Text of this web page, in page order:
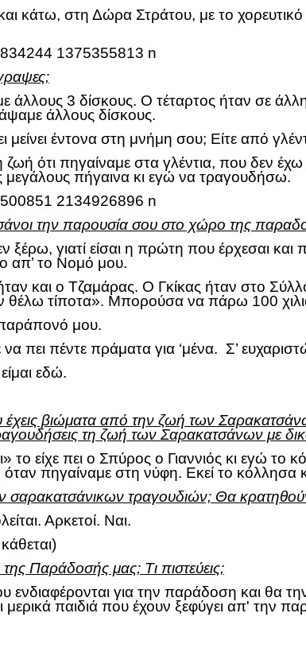
κάτω, στη Δώρα Στράτου, με το
άλλους 3 δίσκους. Ο τέταρτος ήταν σε
άλλους δίσκους.
μείνει έντονα στη μνήμη σου; Είτε από
ότι πηγαίναμε στα γλέντια, που δεν
πήγαινα κι εγώ να τραγουδήσω.
την παρουσία σου στο χώρο της
ξέρω, γιατί είσαι η πρώτη που έρχεσαι και
απ’ το Νομό μου.
και ο Τζαμάρας. Ο Γκίκας ήταν στο
τίποτα». Μπορούσα να πάρω 100
παράπονό μου.
πει πέντε πράματα για ‘μένα. Σ’
εδώ.
έχεις βιώματα από την ζωή των
τη ζωή των Σαρακατσάνων με
το είχε πει ο Σπύρος ο Γιαννιός κι εγώ το
όταν πηγαίναμε στη νύφη. Εκεί το
σαρακατσάνικων τραγουδιών; Θα
Αρκετοί. Ναι.
Παράδοσής μας; Τι πιστεύεις;
ενδιαφέρονται για την παράδοση και θα
μερικά παιδιά που έχουν ξεφύγει απ' την